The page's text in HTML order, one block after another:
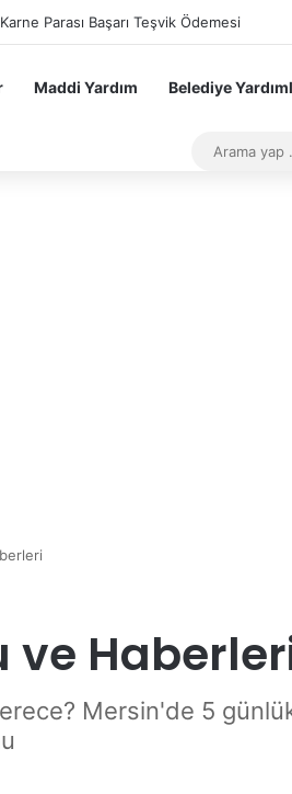
Parası Başarı Teşvik Ödemesi
Maddi Yardım Belediye
ve
Mersin'de 5